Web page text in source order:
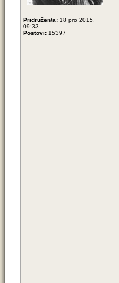
Pridružen/a: 18 pro 2015,
09:33
Postovi: 15397